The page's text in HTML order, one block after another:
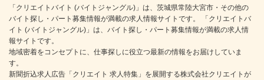
「クリエイトバイト (バイトジャングル)」は、茨城県常陸大宮市・その他の
バイト探し・パート募集情報が満載の求人情報サイトです。 「クリエイトバ
イト (バイトジャングル)」は、バイト探し・パート募集情報が満載の求人情
報サイトです。
地域密着をコンセプトに、仕事探しに役立つ最新の情報をお届けしていま
す。
新聞折込求人広告「クリエイト 求人特集」を展開する株式会社クリエイトが